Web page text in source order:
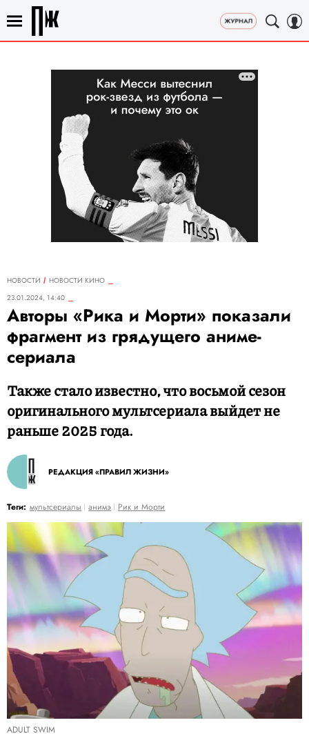
НОВОСТИ
НОВОСТИ КИНО
23.01.2024, 14:40
Авторы «Рика и Морти» показали
фрагмент из грядущего аниме-
сериала
Также стало известно, что восьмой сезон
оригинального мультсериала выйдет не
раньше 2025 года.
РЕДАКЦИЯ «ПРАВИЛ ЖИЗНИ»
Теги: мультсериалы анимэ Рик и Морти
ADULT SWIM